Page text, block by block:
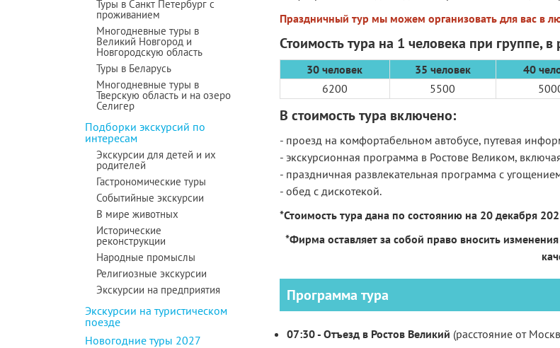
Туры в Санкт Петербург с
проживанием
Многодневные туры в
Великий Новгород и
Новгородскую область
Туры в Беларусь
Многодневные туры в
Тверскую область и на озеро
Селигер
Подборки экскурсий по
интересам
Экскурсии для детей и их
родителей
Гастрономические туры
Событийные экскурсии
В мире животных
Исторические
реконструкции
Народные промыслы
Религиозные экскурсии
Экскурсии на предприятия
Экскурсии на туристическом
поезде
Новогодние туры 2027
Праздничный тур мы можем организовать для вас в
Стоимость тура на 1 человека при группе, в
30 человек 35 человек 40
6200
5500
В стоимость тура включено:
- проезд на комфортабельном автобусе, путевая
- экскурсионная программа в Ростове Великом,
- праздничная развлекательная программа с
- обед с дискотекой.
*Стоимость тура дана по состоянию на 20 декабря
*Фирма оставляет за собой право вносить
Программа тура
07:30 - Отъезд в Ростов Великий (расстояние от